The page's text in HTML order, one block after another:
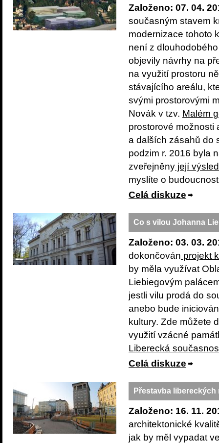
Založeno: 07. 04.
současným stavem
modernizace tohoto
není z
objevily návrhy na
na využití prostoru
stávajícího areálu,
svými prostorovými
Novák v tzv. Malém
prostorové možnosti
a dalších zásahů do
podzim r. 2016 byla
zveřejněny její
myslíte o
Celá diskuze
Co s vilou Johanna
Založeno: 03. 03.
dokončován projekt
by měla využívat
Liebiegovým
jestli vilu prodá do
anebo bude
kultury. Zde můžete
využití vzácné
Liberecká
Celá diskuze
Přestavba libereckých
Založeno: 16. 11.
architektonické
jak by měl vypadat